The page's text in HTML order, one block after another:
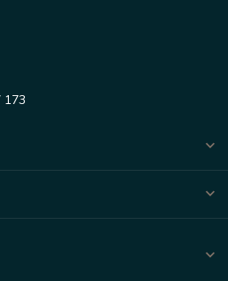
173